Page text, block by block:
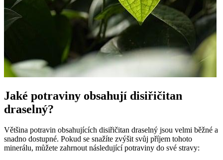
Jaké potraviny obsahují disiřičitan
draselný?
Většina potravin obsahujících disiřičitan draselný jsou velmi běžné a
snadno dostupné. Pokud se snažíte zvýšit svůj příjem tohoto
minerálu, můžete zahrnout následující potraviny do své stravy: